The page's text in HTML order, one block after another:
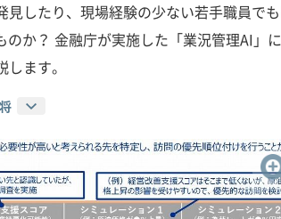
したり、現場経験の少ない若手職員で
か？ 金融庁が実施した「業況管理AI」
ます。